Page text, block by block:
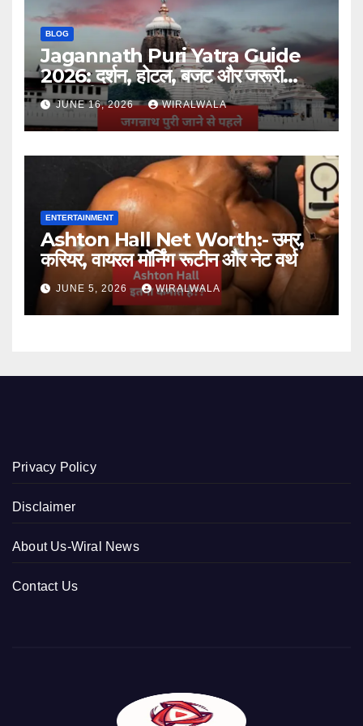
BLOG
Jagannath Puri Yatra Guide
2026: दर्शन, होटल, बजट और जरूरी
जानकारी
JUNE 16, 2026 WIRALWALA
ENTERTAINMENT
Ashton Hall Net Worth:- उम्र,
करियर, वायरल मॉर्निंग रूटीन और नेट वर्थ
JUNE 5, 2026 WIRALWALA
Privacy Policy
Disclaimer
About Us-Wiral News
Contact Us